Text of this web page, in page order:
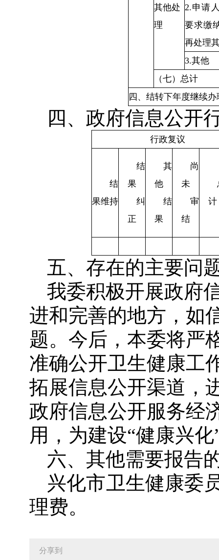
其他处
理
2.申请
要求缴
再处理
3.其他
（七）总计
四、结转下年度继续办
四、政府信息公开
行政复议
结
果维持
结
果
纠
正
其
他
结
果
尚
未
审
结
计
五、存在的主要问
我委积极开展政府
进和完善的地方，如
题。今后，本委将严
准确公开卫生健康工
拓展信息公开渠道，
政府信息公开服务经
用，为建设“健康兴
六、其他需要报告
兴化市卫生健康委
理费。
分享到